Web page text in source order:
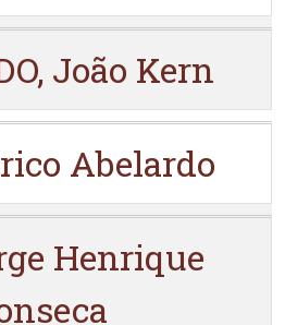
João Kern
Abelardo
Henrique